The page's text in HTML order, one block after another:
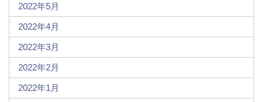
2022年5月
2022年4月
2022年3月
2022年2月
2022年1月